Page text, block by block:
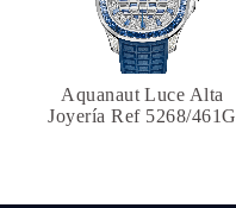
Aquanaut Luce Alta
Joyería Ref 5268/461G